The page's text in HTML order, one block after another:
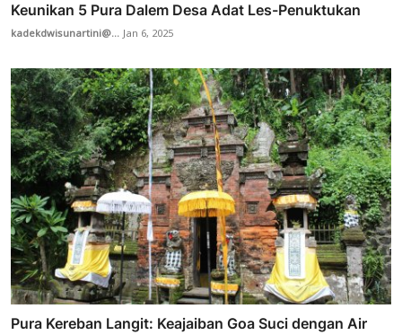
Keunikan 5 Pura Dalem Desa Adat Les-Penuktukan
kadekdwisunartini@...Jan 6, 2025
Pura Kereban Langit: Keajaiban Goa Suci dengan Air